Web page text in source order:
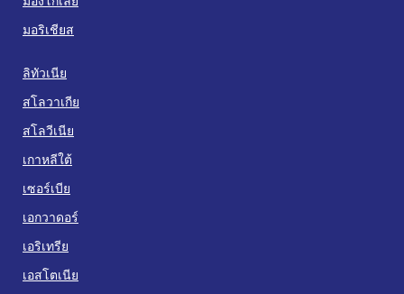
มอริเชียส
ลิทัวเนีย
สโลวาเกีย
สโลวีเนีย
เกาหลีใต้
เซอร์เบีย
เอกวาดอร์
เอริเทรีย
เอสโตเนีย